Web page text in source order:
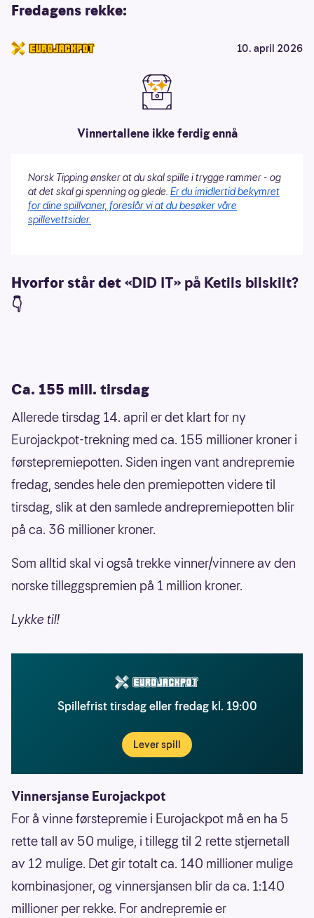
Fredagens rekke:
10. april 2026
Vinnertallene ikke ferdig ennå
Norsk Tipping ønsker at du skal spille i trygge rammer - og
at det skal gi spenning og glede. Er du imidlertid bekymret
for dine spillvaner, foreslår vi at du besøker våre
spillevettsider.
Hvorfor står det «DID IT» på Ketils bilskilt?
👇
Ca. 155 mill. tirsdag
Allerede tirsdag 14. april er det klart for ny
Eurojackpot-trekning med ca. 155 millioner kroner i
førstepremiepotten. Siden ingen vant andrepremie
fredag, sendes hele den premiepotten videre til
tirsdag, slik at den samlede andrepremiepotten blir
på ca. 36 millioner kroner.
Som alltid skal vi også trekke vinner/vinnere av den
norske tilleggspremien på 1 million kroner.
Lykke til!
Spillefrist tirsdag eller fredag kl. 19:00
Lever spill
Vinnersjanse Eurojackpot
For å vinne førstepremie i Eurojackpot må en ha 5
rette tall av 50 mulige, i tillegg til 2 rette stjernetall
av 12 mulige. Det gir totalt ca. 140 millioner mulige
kombinasjoner, og vinnersjansen blir da ca. 1:140
millioner per rekke. For andrepremie er